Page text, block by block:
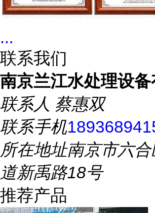
...
联系我们
南京兰江水处理设备
联系人 蔡惠双
联系手机
所在地址南京市六
道新禹路18号
推荐产品